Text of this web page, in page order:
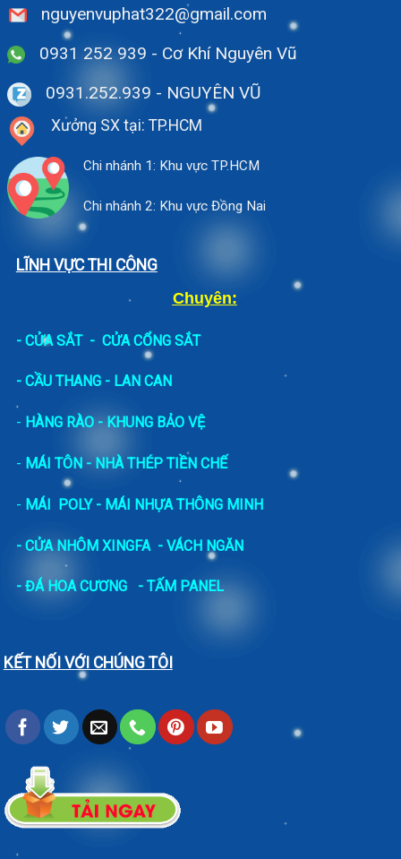
nguyenvuphat322@gmail.com
0931 252 939 - Cơ Khí Nguyên Vũ
0931.252.939 - NGUYÊN VŨ
Xưởng SX tại: TP.HCM
Chi nhánh 1: Khu vực TP.HCM
Chi nhánh 2: Khu vực Đồng Nai
LĨNH VỰC THI CÔNG
Chuyên:
- CỬA SẮT- CỬA CỔNG SẮT
- CẦU THANG - LAN CAN
- HÀNG RÀO - KHUNG BẢO VỆ
- MÁI TÔN - NHÀ THÉP TIỀN CHẾ
- MÁI POLY - MÁI NHỰA THÔNG MINH
- CỬA NHÔM XINGFA - VÁCH NGĂN
- ĐÁ HOA CƯƠNG - TẤM PANEL
KẾT NỐI VỚI CHÚNG TÔI